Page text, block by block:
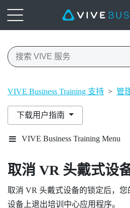
VIVE Business Training 支持 > 管
下载用户指南
VIVE Business Training Menu
取消 VR 头戴式设
取消 VR 头戴式设备的锁定后，
设备上退出培训中心应用程序。